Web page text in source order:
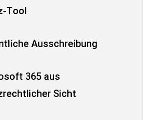
Tool
Ausschreibung
365 aus
Sicht